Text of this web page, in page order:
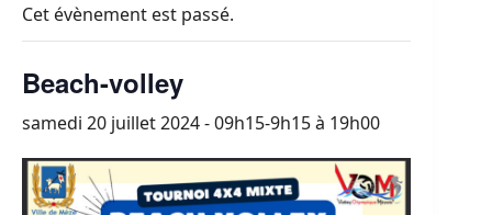
Cet évènement est passé.
Beach-volley
samedi 20 juillet 2024 - 09h15-9h15à 19h00